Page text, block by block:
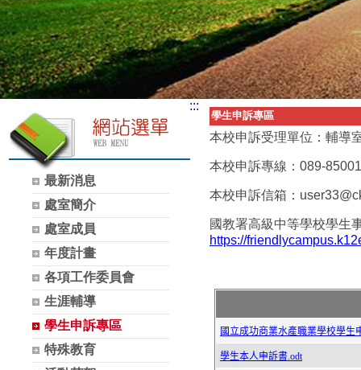
最新消息
處室簡介
處室成員
年度計畫
各項工作委員會
生涯輔導
學生申訴專區
特殊教育
:::
學生申訴專區
本校申訴受理單位：輔導
本校申訴專線：089-
本校申訴信箱：
國教署高級中等學校學生
https://